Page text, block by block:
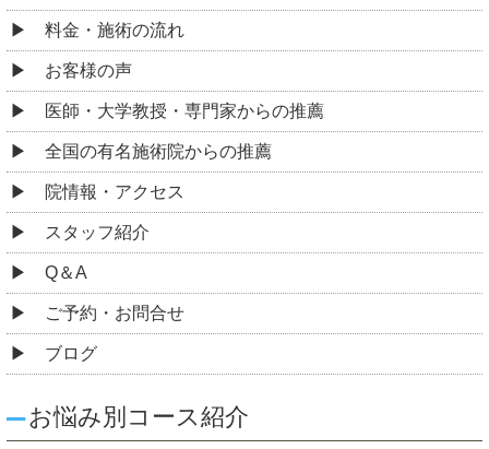
料金・施術の流れ
お客様の声
医師・大学教授・専門家からの推薦
全国の有名施術院からの推薦
院情報・アクセス
スタッフ紹介
Q＆A
ご予約・お問合せ
ブログ
お悩み別コース紹介